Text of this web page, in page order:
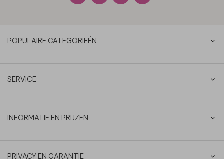
POPULAIRE CATEGORIEËN
SERVICE
INFORMATIE EN PRIJZEN
PRIVACY EN GARANTIE